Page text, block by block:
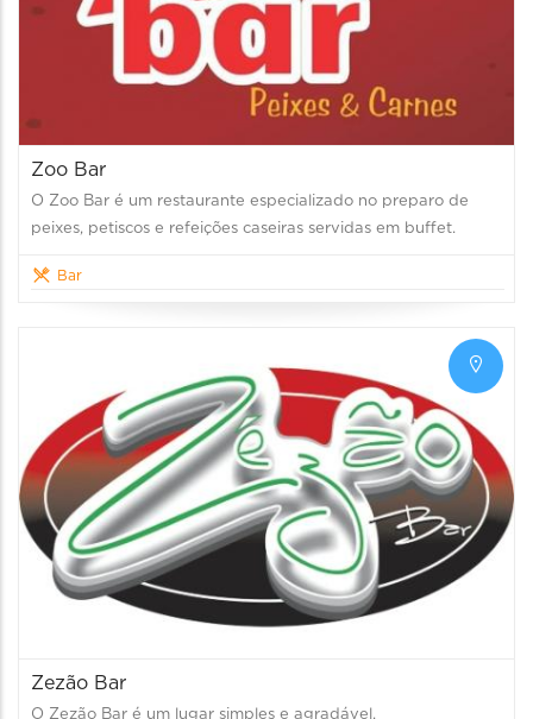
Zoo Bar
O Zoo Bar é um restaurante especializado no preparo de
peixes, petiscos e refeições caseiras servidas em buffet.
Bar
Zezão Bar
O Zezão Bar é um lugar simples e agradável.